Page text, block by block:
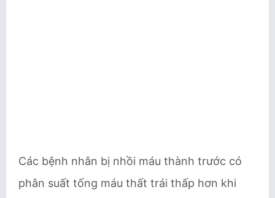
Các bệnh nhân bị nhồi máu thành trước có
phân suất tống máu thất trái thấp hơn khi